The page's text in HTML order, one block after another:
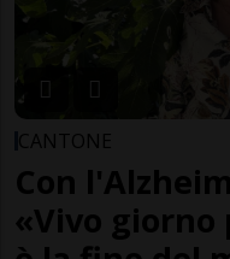
CANTONE
Con
«Vivo giorno